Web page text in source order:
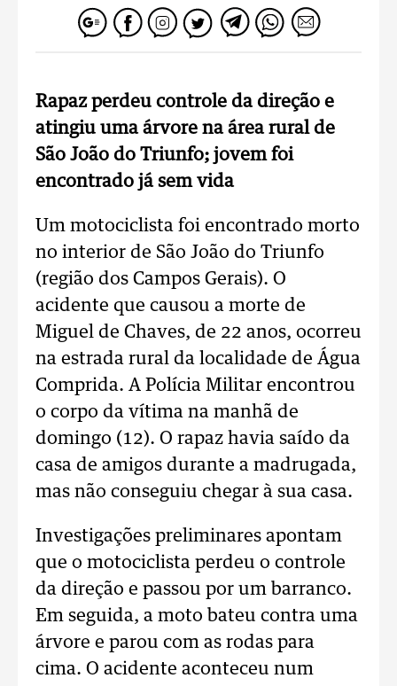
Rapaz perdeu controle da direção e
atingiu uma árvore na área rural de
São João do Triunfo; jovem foi
encontrado já sem vida
Um motociclista foi encontrado morto
no interior de São João do Triunfo
(região dos Campos Gerais). O
acidente que causou a morte de
Miguel de Chaves, de 22 anos, ocorreu
na estrada rural da localidade de Água
Comprida. A Polícia Militar encontrou
o corpo da vítima na manhã de
domingo (12). O rapaz havia saído da
casa de amigos durante a madrugada,
mas não conseguiu chegar à sua casa.
Investigações preliminares apontam
que o motociclista perdeu o controle
da direção e passou por um barranco.
Em seguida, a moto bateu contra uma
árvore e parou com as rodas para
cima. O acidente aconteceu num